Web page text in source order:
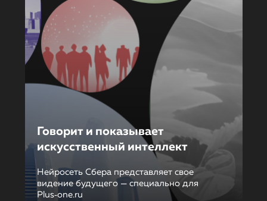
Говорит и показывает
искусственный интеллект
Нейросеть Сбера представляет свое
видение будущего — специально для
Plus‑one.ru